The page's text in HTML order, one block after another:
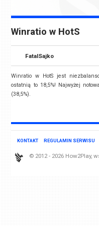
Winratio w HotS
FatalSajko
Winratio w HotS jest
ostatnią to 18,5%! Najwyżej
(38,5%).
KONTAKT REGULAMIN SERWISU
© 2012 - 2026 How2Play,